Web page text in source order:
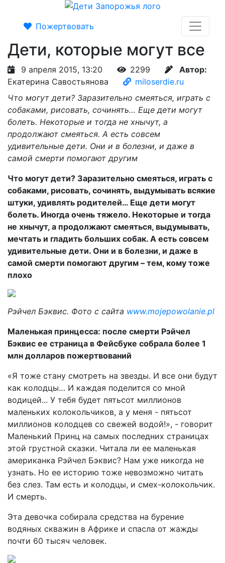
Пожертвовать
Дети, которые могут все
9 апреля 2015, 13:20 2299
Автор:
Екатерина Савостьянова
miloserdie.ru
Что могут дети? Заразительно смеяться, играть с
собаками, рисовать, сочинять… Еще дети могут
болеть. Некоторые и тогда не хнычут, а
продолжают смеяться. А есть совсем
удивительные дети. Они и в болезни, и даже в
самой смерти помогают другим
Что могут дети? Заразительно смеяться, играть с
собаками, рисовать, сочинять, выдумывать всякие
штуки, удивлять родителей… Еще дети могут
болеть. Иногда очень тяжело. Некоторые и тогда
не хнычут, а продолжают смеяться, выдумывать,
мечтать и гладить больших собак. А есть совсем
удивительные дети. Они и в болезни, и даже в
самой смерти помогают другим – тем, кому тоже
плохо
Рэйчел Бэквис. Фото с сайта www.mojepowolanie.pl
Маленькая принцесса: после смерти Рэйчел
Бэквис ее страница в Фейсбуке собрала более 1
млн долларов пожертвований
«Я тоже стану смотреть на звезды. И все они будут
как колодцы… И каждая поделится со мной
водицей... У тебя будет пятьсот миллионов
маленьких колокольчиков, а у меня - пятьсот
миллионов колодцев со свежей водой!», - говорит
Маленький Принц на самых последних страницах
этой грустной сказки. Читала ли ее маленькая
американка Рэйчел Бэквис? Нам уже никогда не
узнать. Но ее историю тоже невозможно читать
без слез. Там есть и колодцы, и смех-колокольчик.
И смерть.
Эта девочка собирала средства на бурение
водяных скважин в Африке и спасла от жажды
почти 60 тысяч человек.